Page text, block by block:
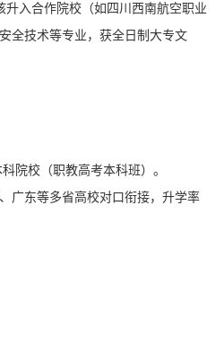
升入合作院校（如四川西南航空职业
全技术等专业，获全日制大专文
院校（职教高考本科班）。
广东等多省高校对口衔接，升学率